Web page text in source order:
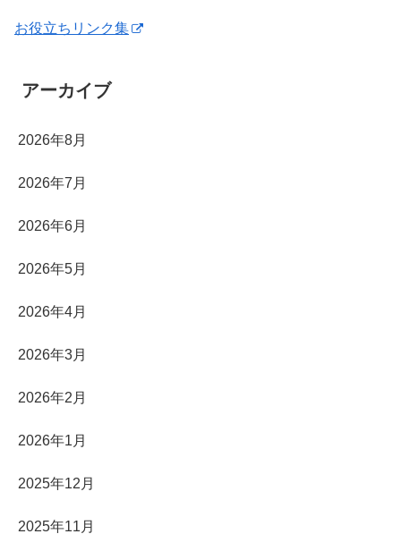
お役立ちリンク集
アーカイブ
2026年8月
2026年7月
2026年6月
2026年5月
2026年4月
2026年3月
2026年2月
2026年1月
2025年12月
2025年11月